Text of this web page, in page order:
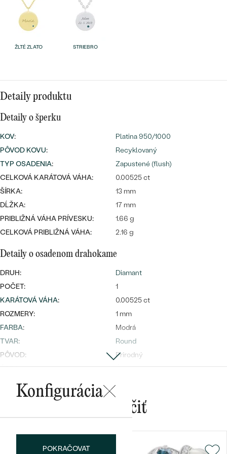
Wave kolekcia
OBJAVIŤ
PODĽA TVARU DRAHOKAMU
NA MIERU
Bestsellery
náušnice
prívesky
OBJAVIŤ
Najpredávanejšie
prstene
ŽLTÉ ZLATO STRIEBRO
Detaily produktu
Detaily o šperku
KOV:
Platina 950/1000
PÔVOD KOVU:
Recyklovaný
TYP OSADENIA:
Zapustené (flush)
CELKOVÁ KARÁTOVÁ VÁHA:
0.00525 ct
ŠÍRKA:
13 mm
DĹŽKA:
17 mm
PRIBLIŽNÁ VÁHA PRÍVESKU:
1.66 g
CELKOVÁ PRIBLIŽNÁ VÁHA:
2.16 g
Detaily o osadenom drahokame
DRUH:
Diamant
POČET:
1
KARÁTOVÁ VÁHA:
0.00525 ct
ROZMERY:
1 mm
FARBA:
Modrá
TVAR:
Round
PÔVOD:
Prírodný
ÚPRAVY:
Úprava farby
Konfigurácia
POKRAČOVAT
Mohlo by sa vám páčiť